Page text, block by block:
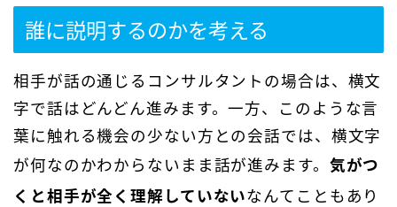
誰に説明するのかを考える
相手が話の通じるコンサルタントの場合は、横文
字で話はどんどん進みます。一方、このような言
葉に触れる機会の少ない方との会話では、横文字
が何なのかわからないまま話が進みます。 気がつ
くと相手が全く理解していないなんてこともあり